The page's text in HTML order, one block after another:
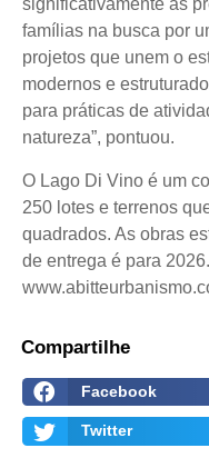
significativamente as
famílias na busca por
projetos que unem o
modernos e
para práticas de
natureza”, pontuou.
O Lago Di Vino é um
250 lotes e terrenos
quadrados. As obras
de entrega é para
Compartilhe
Facebook
Twitter